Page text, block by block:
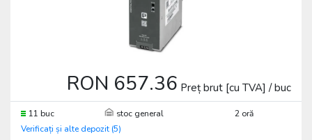
RON 657.36 Preț brut [cu TVA] / buc
11 buc stoc general
2 oră
Verificați și alte depozit (5)